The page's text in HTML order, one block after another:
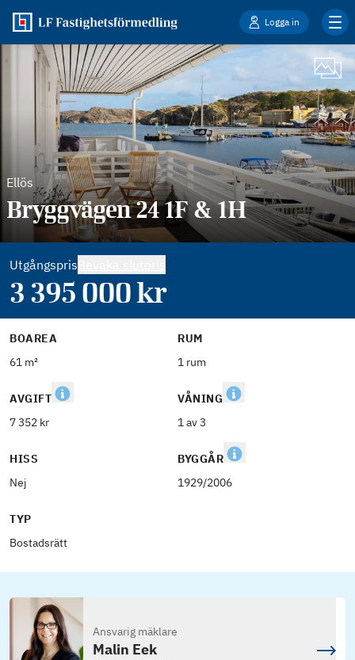
Logga in
Ellös
Bryggvägen 24 1F & 1H
Utgångspris
3 395 000kr
BOAREA
61 m²
RUM
1 rum
AVGIFT
7 352 kr
VÅNING
1 av 3
HISS
Nej
BYGGÅR
1929/2006
TYP
Bostadsrätt
Ansvarig mäklare
Malin Eek